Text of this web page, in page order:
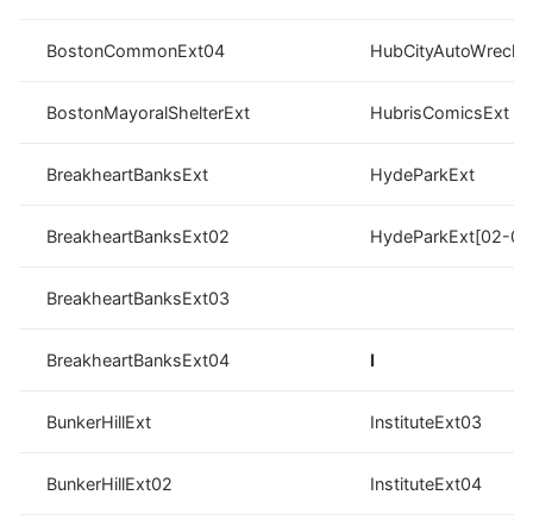
BostonCommonExt04
BostonMayoralShelterExt HubrisComicsExt
BreakheartBanksExt HydeParkExt
BreakheartBanksExt02 HydeParkExt[02-
BreakheartBanksExt03
BreakheartBanksExt04 I
BunkerHillExt InstituteExt03
BunkerHillExt02 InstituteExt04